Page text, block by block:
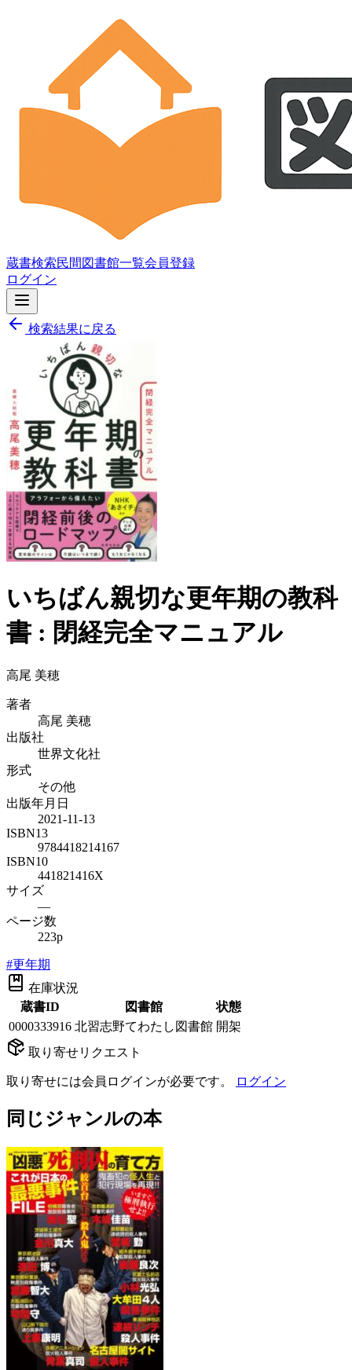
蔵書検索民間図書館一覧会員登録
ログイン
検索結果に戻る
いちばん親切な更年期の教科
書 : 閉経完全マニュアル
高尾 美穂
著者
高尾 美穂
出版社
世界文化社
形式
その他
出版年月日
2021-11-13
ISBN13
9784418214167
ISBN10
441821416X
サイズ
—
ページ数
223p
#更年期
在庫状況
蔵書ID
図書館
状態
0000333916 北習志野てわたし図書館 開架
取り寄せリクエスト
取り寄せには会員ログインが必要です。 ログイン
同じジャンルの本